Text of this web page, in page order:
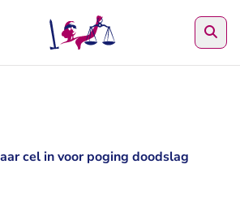
cel in voor poging doodslag